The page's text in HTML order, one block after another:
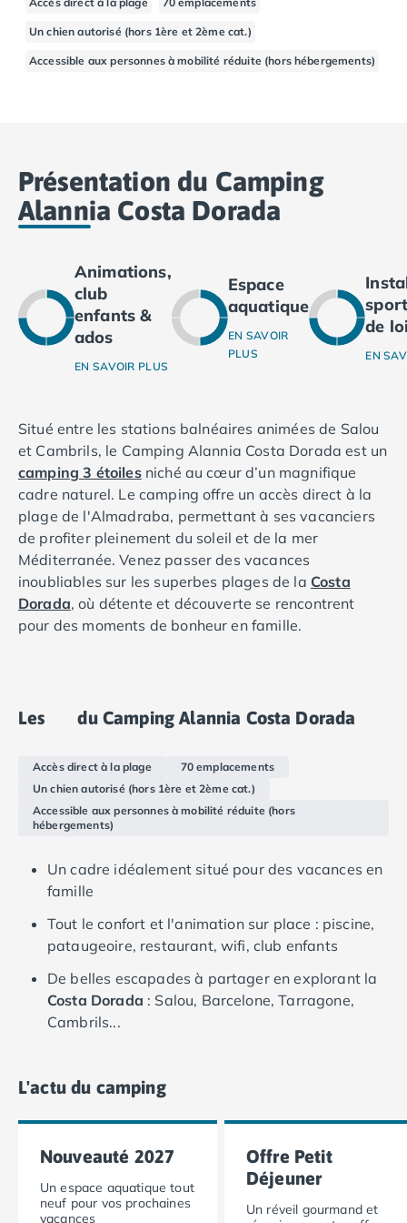
Camping Calvados
Camping Cabourg
Camping Manche
Camping Mont Saint Michel
Camping Bretagne
Camping Erquy
Camping Saint-Cast-le-Guildo
Camping Finistère
Camping Benodet
Camping Brest
Camping Carantec
Camping Fouesnant
Camping Plouescat
Camping Quimper
Camping Roscoff
Camping Ille-et-Vilaine
Camping Cancale
Camping Dinard
Camping Saint-Malo
Camping Morbihan
Camping Auray
Camping Penestin
Camping Sarzeau
Camping Vannes
Camping Champagne-Ardenne
Camping Ardennes
Camping Corse-du-Sud
Camping Bonifacio
Camping Porto Vecchio
Camping Haute-Corse
Camping Ghisonaccia
Camping Saint-Florent
Camping Franche-Comté
Camping Doubs
Camping Haute-Normandie
Camping Essonne
Camping Val d'Oise
Un chien autorisé (hors 1ère et 2ème cat.)
Accessible aux personnes à mobilité réduite (hors hébergements)
Présentation du Camping
Alannia Costa Dorada
Animations,
club
enfants &
ados
EN SAVOIR PLUS
Espace
aquatique
EN SAVOIR
PLUS
de
EN
Situé entre les stations balnéaires animées de Salou
et Cambrils, le Camping Alannia Costa Dorada est un
camping 3 étoilesniché au cœur d’un magnifique
cadre naturel. Le camping offre un accès direct à la
plage de l'Almadraba, permettant à ses vacanciers
de profiter pleinement du soleil et de la mer
Méditerranée. Venez passer des vacances
inoubliables sur les superbes plages de la Costa
Dorada, où détente et découverte se rencontrent
pour des moments de bonheur en famille.
Les du Camping Alannia Costa Dorada
Accès direct à la plage
70 emplacements
Un chien autorisé (hors 1ère et 2ème cat.)
Accessible aux personnes à mobilité réduite (hors
hébergements)
Un cadre idéalement situé pour des vacances en
famille
Tout le confort et l'animation sur place : piscine,
pataugeoire, restaurant, wifi, club enfants
De belles escapades à partager en explorant la
Costa Dorada : Salou, Barcelone, Tarragone,
Cambrils...
L'actu du camping
Nouveauté 2027
Un espace aquatique tout
neuf pour vos prochaines
vacances
Offre Petit
Déjeuner
Un réveil gourmand et